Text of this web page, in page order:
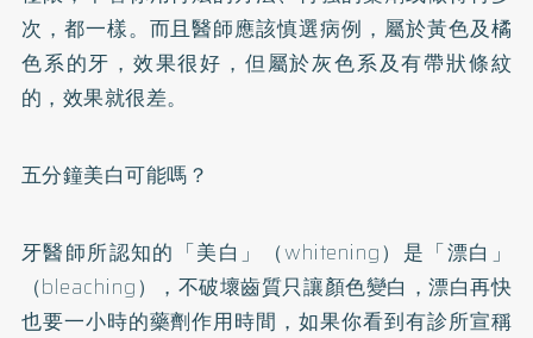
次，都一樣。而且醫師應該慎選病例，屬於黃色及橘
色系的牙，效果很好，但屬於灰色系及有帶狀條紋
的，效果就很差。
五分鐘美白可能嗎？
牙醫師所認知的「美白」（whitening）是「漂白」
（bleaching），不破壞齒質只讓顏色變白，漂白再快
也要一小時的藥劑作用時間，如果你看到有診所宣稱